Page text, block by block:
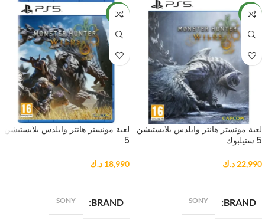
NEW
لعبة مونستر هانتر وايلدس بلايستيشن
5 ستيلبوك
22,990 د.ك
BRAND
SONY
NEW
لعبة مونستر هانتر وايلدس بلايستيشن
5
18,990 د.ك
BRAND
SONY